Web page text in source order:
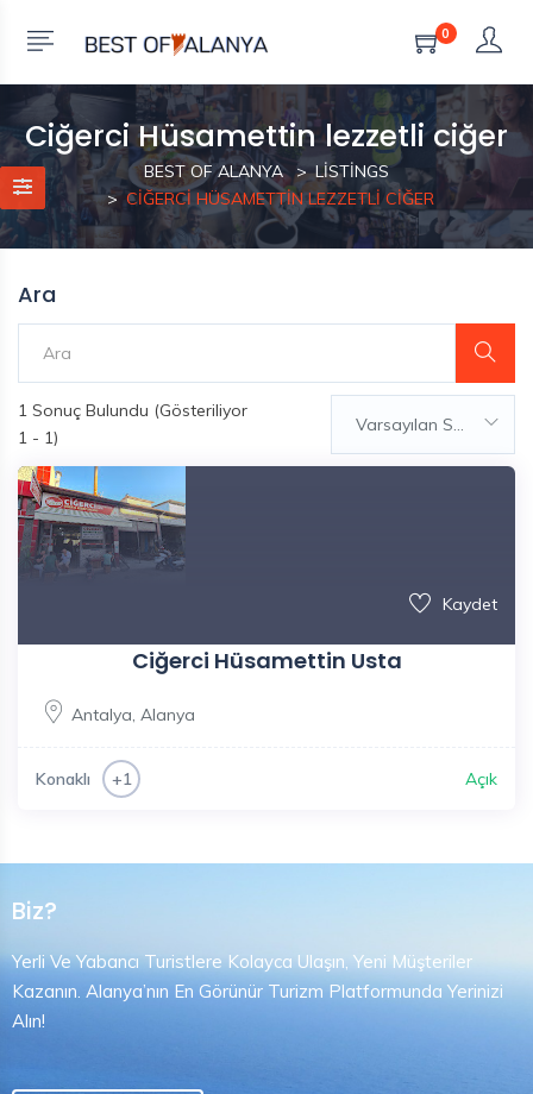
0
Ciğerci Hüsamettin lezzetli ciğer
BEST OF ALANYA
LISTINGS
CIĞERCI HÜSAMETTIN LEZZETLI CIĞER
Ara
1 Sonuç Bulundu (Gösteriliyor
1 - 1)
Varsayılan Sıralama
Kaydet
Ciğerci Hüsamettin Usta
Antalya, Alanya
Konaklı +1 Açık
Biz?
Yerli Ve Yabancı Turistlere Kolayca Ulaşın, Yeni Müşteriler
Kazanın. Alanya’nın En Görünür Turizm Platformunda Yerinizi
Alın!